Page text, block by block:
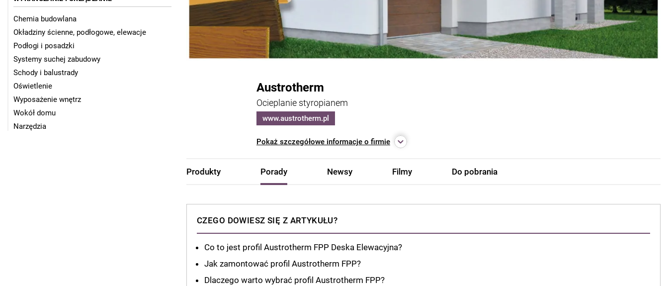
Chemia budowlana
Okładziny ścienne, podłogowe, elewacje
Podłogi i posadzki
Systemy suchej zabudowy
Schody i balustrady
Oświetlenie
Wyposażenie wnętrz
Wokół domu
Narzędzia
Austrotherm
Ocieplanie styropianem
www.austrotherm.pl
Pokaż szczegółowe informacje o firmie
Produkty Porady Newsy Filmy Do pobrania
CZEGO DOWIESZ SIĘ Z ARTYKUŁU?
Co to jest profil Austrotherm FPP Deska Elewacyjna?
Jak zamontować profil Austrotherm FPP?
Dlaczego warto wybrać profil Austrotherm FPP?